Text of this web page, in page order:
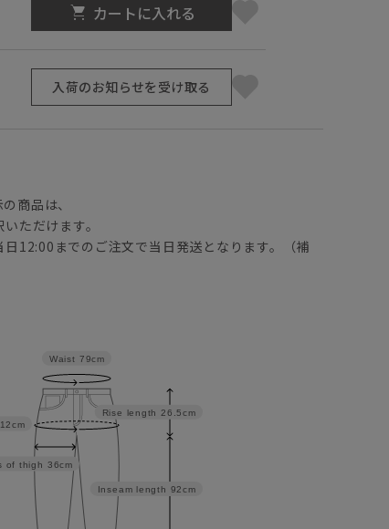
カートに入れる
入荷のお知らせを受け取る
商品は、
ただけます。
12:00までのご注文で当日発送となります。（補
Inseam length 92cm
Rise length 26.5cm
of thigh 36cm
Waist 79cm